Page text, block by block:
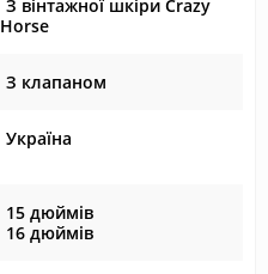
З вінтажної шкіри Crazy
Horse
З клапаном
Україна
15 дюймів
16 дюймів